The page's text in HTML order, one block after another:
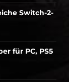
Switch-2-
für PC, PS5